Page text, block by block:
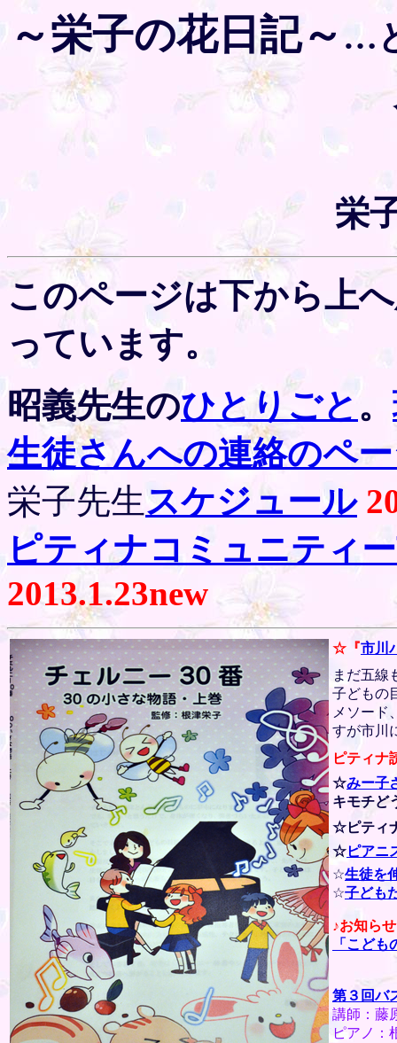
～栄子の花日記～ …
栄
このページは下から上
っています。
昭義先生のひとりごと 。
生徒さんへの連絡のペ
栄子先生スケジュール
ピティナコミュニティ
2013.1.23new
☆『市川
まだ五線
子どもの
メソード
すが市川
ピティナ
☆みー子
キモチど
☆ピティ
☆ピアニ
☆生徒を
☆子ども
♪お知ら
「こど
第３回バ
講師：藤
ピアノ：